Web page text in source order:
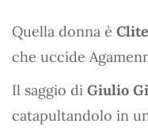
Quella donna è
che uccide
Il saggio di Giulio
catapultandolo in